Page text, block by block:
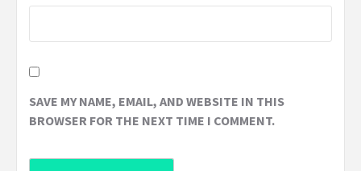
SAVE MY NAME, EMAIL, AND WEBSITE IN THIS
BROWSER FOR THE NEXT TIME I COMMENT.